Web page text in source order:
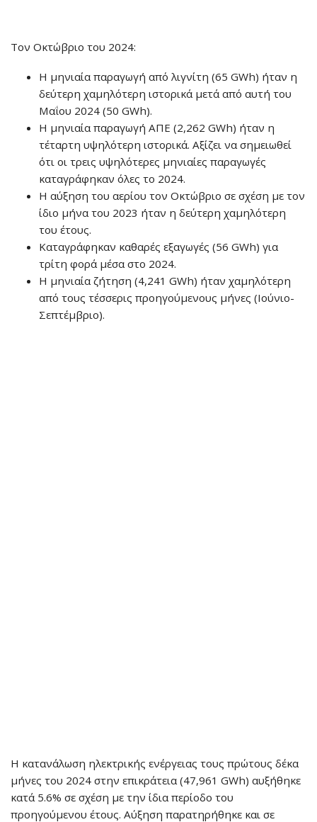
Τον Οκτώβριο του 2024:
Η μηνιαία παραγωγή από λιγνίτη (65 GWh) ήταν η
δεύτερη χαμηλότερη ιστορικά μετά από αυτή του
Μαΐου 2024 (50 GWh).
Η μηνιαία παραγωγή ΑΠΕ (2,262 GWh) ήταν η
τέταρτη υψηλότερη ιστορικά. Αξίζει να σημειωθεί
ότι οι τρεις υψηλότερες μηνιαίες παραγωγές
καταγράφηκαν όλες το 2024.
H αύξηση του αερίου τον Οκτώβριο σε σχέση με τον
ίδιο μήνα του 2023 ήταν η δεύτερη χαμηλότερη
του έτους.
Καταγράφηκαν καθαρές εξαγωγές (56 GWh) για
τρίτη φορά μέσα στο 2024.
Η μηνιαία ζήτηση (4,241 GWh) ήταν χαμηλότερη
από τους τέσσερις προηγούμενους μήνες (Ιούνιο-
Σεπτέμβριο).
Η κατανάλωση ηλεκτρικής ενέργειας τους πρώτους δέκα
μήνες του 2024 στην επικράτεια (47,961 GWh) αυξήθηκε
κατά 5.6% σε σχέση με την ίδια περίοδο του
προηγούμενου έτους. Αύξηση παρατηρήθηκε και σε